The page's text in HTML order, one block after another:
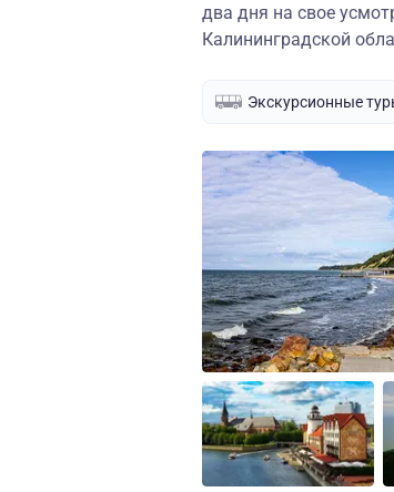
два дня на свое
Калининградской
Экскурсионные